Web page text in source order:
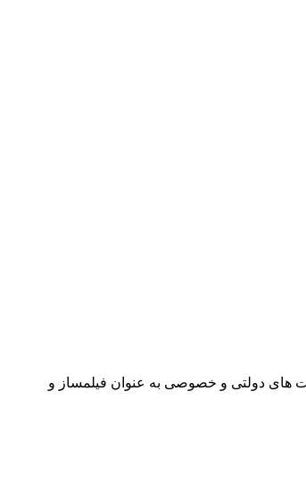
شرکت های دولتی و خصوصی به عنوان فیلمساز و